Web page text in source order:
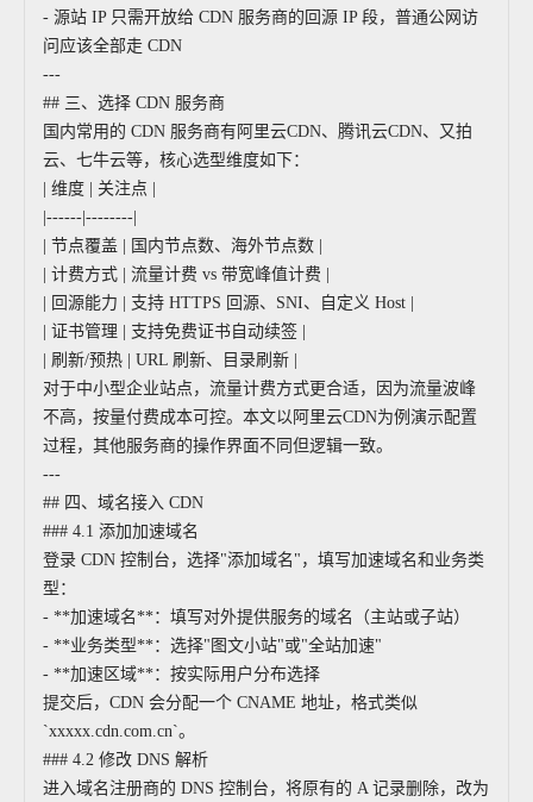
- 源站 IP 只需开放给 CDN 服务商的回源 IP 段，普通公网访
问应该全部走 CDN
---
## 三、选择 CDN 服务商
国内常用的 CDN 服务商有阿里云CDN、腾讯云CDN、又拍
云、七牛云等，核心选型维度如下：
| 维度 | 关注点 |
|------|--------|
| 节点覆盖 | 国内节点数、海外节点数 |
| 计费方式 | 流量计费 vs 带宽峰值计费 |
| 回源能力 | 支持 HTTPS 回源、SNI、自定义 Host |
| 证书管理 | 支持免费证书自动续签 |
| 刷新/预热 | URL 刷新、目录刷新 |
对于中小型企业站点，流量计费方式更合适，因为流量波峰
不高，按量付费成本可控。本文以阿里云CDN为例演示配置
过程，其他服务商的操作界面不同但逻辑一致。
---
## 四、域名接入 CDN
### 4.1 添加加速域名
登录 CDN 控制台，选择"添加域名"，填写加速域名和业务类
型：
- **加速域名**：填写对外提供服务的域名（主站或子站）
- **业务类型**：选择"图文小站"或"全站加速"
- **加速区域**：按实际用户分布选择
提交后，CDN 会分配一个 CNAME 地址，格式类似
`xxxxx.cdn.com.cn`。
### 4.2 修改 DNS 解析
进入域名注册商的 DNS 控制台，将原有的 A 记录删除，改为